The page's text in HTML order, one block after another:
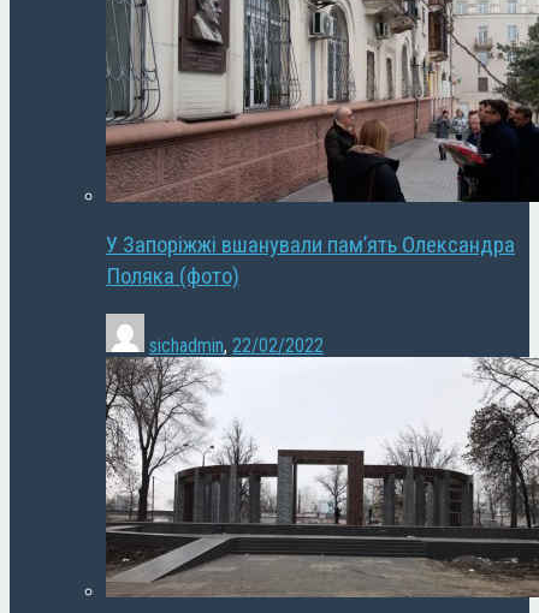
У Запоріжжі вшанували пам’ять Олександра
Поляка (фото)
sichadmin, 22/02/2022